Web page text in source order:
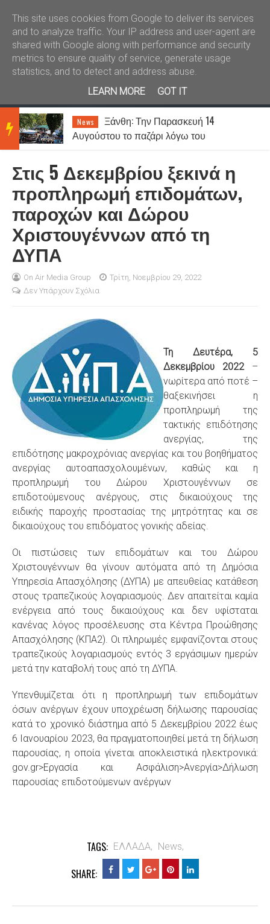
Καλώς ήλθατε Kral News
BRE
AKIN
NEW
News
Ξάνθη: Την Παρασκευή 14
Αυγούστου το παζάρι λόγω του
Στις 5 Δεκεμβρίου ξεκινά η
προπληρωμή επιδομάτων,
παροχών και Δώρου
Χριστουγέννων από τη
ΔΥΠΑ
On Air Media Group
Τρίτη, Νοεμβρίου 29, 2022
Δεν Υπάρχουν Σχόλια
Τη Δευτέρα, 5
Δεκεμβρίου 2022 –
νωρίτερα από ποτέ –
θαξεκινήσει η
προπληρωμή της
τακτικής επιδότησης
ανεργίας, της
επιδότησης μακροχρόνιας ανεργίας και του βοηθήματος
ανεργίας αυτοαπασχολουμένων, καθώς και η
προπληρωμή του Δώρου Χριστουγέννων σε
επιδοτούμενους ανέργους, στις δικαιούχους της
ειδικής παροχής προστασίας της μητρότητας και σε
δικαιούχους του επιδόματος γονικής αδείας.
Οι πιστώσεις των επιδομάτων και του Δώρου
Χριστουγέννων θα γίνουν αυτόματα από τη Δημόσια
Υπηρεσία Απασχόλησης (ΔΥΠΑ) με απευθείας κατάθεση
στους τραπεζικούς λογαριασμούς. Δεν απαιτείται καμία
ενέργεια από τους δικαιούχους και δεν υφίσταται
κανένας λόγος προσέλευσης στα Κέντρα Προώθησης
Απασχόλησης (ΚΠΑ2). Οι πληρωμές εμφανίζονται στους
τραπεζικούς λογαριασμούς εντός 3 εργάσιμων ημερών
μετά την καταβολή τους από τη ΔΥΠΑ.
Υπενθυμίζεται ότι η προπληρωμή των επιδομάτων
όσων ανέργων έχουν υποχρέωση δήλωσης παρουσίας
κατά το χρονικό διάστημα από 5 Δεκεμβρίου 2022 έως
6 Ιανουαρίου 2023, θα πραγματοποιηθεί μετά τη δήλωση
παρουσίας, η οποία γίνεται αποκλειστικά ηλεκτρονικά:
gov.gr>Εργασία και Ασφάλιση>Ανεργία>Δήλωση
παρουσίας επιδοτούμενων ανέργων
TAGS: ΕΛΛΑΔΑ, News,
SHARE:
This site uses cookies from Google to deliver its services
and to analyze traffic. Your IP address and user-agent are
shared with Google along with performance and security
metrics to ensure quality of service, generate usage
statistics, and to detect and address abuse.
LEARN MORE
GOT IT